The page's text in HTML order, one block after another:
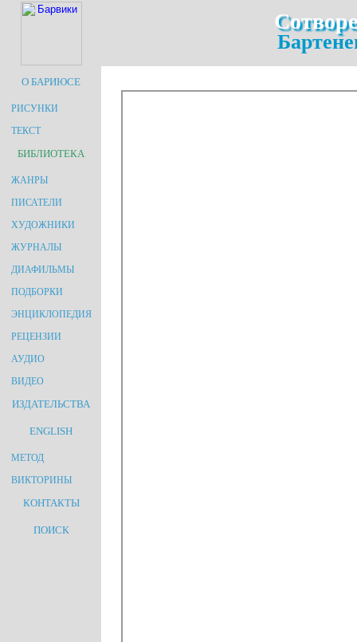
О БАРИЮСЕ
РИСУНКИ
ТЕКСТ
БИБЛИОТЕКА
ЖАНРЫ
ПИСАТЕЛИ
ХУДОЖНИКИ
ЖУРНАЛЫ
ДИАФИЛЬМЫ
ПОДБОРКИ
ЭНЦИКЛОПЕДИЯ
РЕЦЕНЗИИ
АУДИО
ВИДЕО
ИЗДАТЕЛЬСТВА
ENGLISH
МЕТОД
ВИКТОРИНЫ
КОНТАКТЫ
ПОИСК